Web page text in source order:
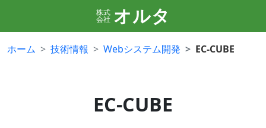
株式
会社 オルタ
ホーム 技術情報 Webシステム開発 EC-CUBE
EC-CUBE